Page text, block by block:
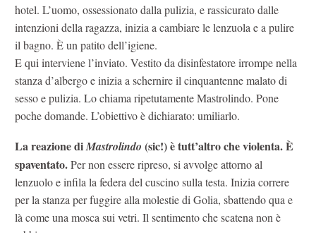
hotel. L’uomo, ossessionato dalla pulizia, e rassicurato dalle
intenzioni della ragazza, inizia a cambiare le lenzuola e a pulire
il bagno. È un patito dell’igiene.
E qui interviene l’inviato. Vestito da disinfestatore irrompe nella
stanza d’albergo e inizia a schernire il cinquantenne malato di
sesso e pulizia. Lo chiama ripetutamente Mastrolindo. Pone
poche domande. L’obiettivo è dichiarato: umiliarlo.
La reazione diMastrolindo (sic!) è tutt’altro che violenta. È
spaventato.Per non essere ripreso, si avvolge attorno al
lenzuolo e infila la federa del cuscino sulla testa. Inizia correre
per la stanza per fuggire alla molestie di Golia, sbattendo qua e
là come una mosca sui vetri. Il sentimento che scatena non è